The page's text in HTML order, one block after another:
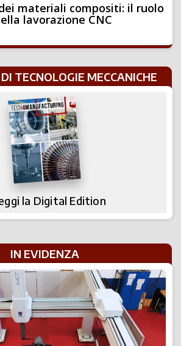
materiali compositi: il ruolo
lavorazione CNC
TECNOLOGIE MECCANICHE
la Digital Edition
IN EVIDENZA